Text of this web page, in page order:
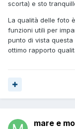
scorta) e sto
La qualità delle foto
funzioni utili per
punto di vista
ottimo rapporto
mare e